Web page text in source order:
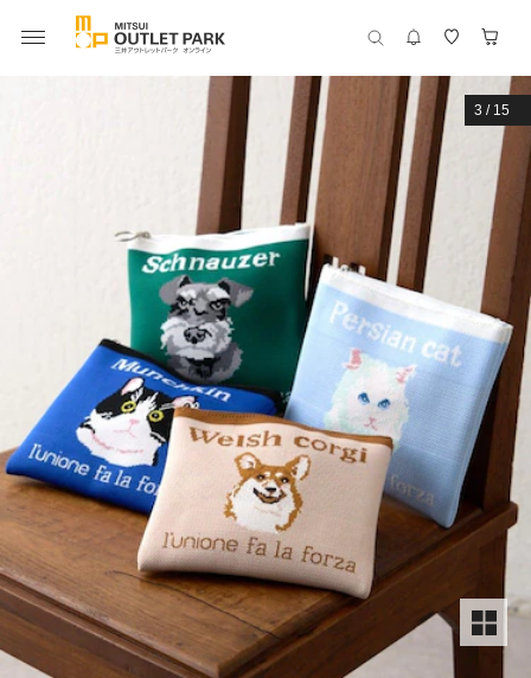
3 / 15